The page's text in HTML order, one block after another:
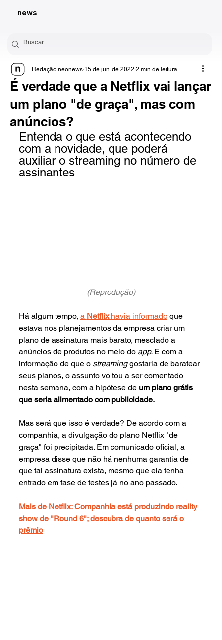
news
É verdade que a Netflix vai lançar
um plano "de graça", mas com
anúncios?
Redação neonews 15 de jun. de 2022 2 min de leitura
Entenda o que está acontecendo
com a novidade, que poderá
auxiliar o streaming no número de
assinantes
(Reprodução)
Há algum tempo, a Netflix havia informado que
estava nos planejamentos da empresa criar um
plano de assinatura mais barato, mesclado a
anúncios de produtos no meio do app. E com a
informação de que o streaming gostaria de baratear
seus planos, o assunto voltou a ser comentado
nesta semana, com a hipótese de um plano grátis
que seria alimentado com publicidade.
Mas será que isso é verdade? De acordo com a
companhia, a divulgação do plano Netflix "de
graça" foi precipitada. Em comunicado oficial, a
empresa disse que não há nenhuma garantia de
que tal assinatura exista, mesmo que ela tenha
entrado em fase de testes já no ano passado.
Mais de Netflix: Companhia está produzindo reality
show de "Round 6"; descubra de quanto será o
prêmio